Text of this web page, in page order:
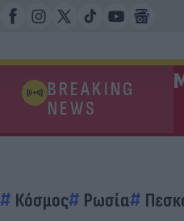
BREAKING
NEWS
Κόσμος Ρωσία